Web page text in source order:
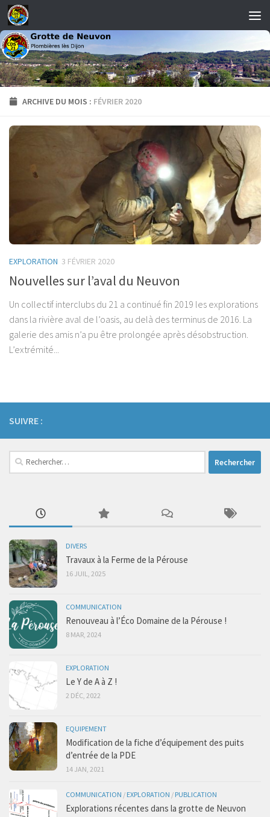
Skip to content
ARCHIVE DU MOIS : FÉVRIER 2020
EXPLORATION 3 FÉVRIER 2020
Nouvelles sur l’aval du Neuvon
Un collectif interclubs du 21 a continué fin 2019 les explorations
dans la rivière aval de l’oasis, au delà des terminus de 2016. La
galerie des amis n’a pu être prolongée après désobstruction.
L’extrémité...
SUIVRE :
Rechercher :
DIVERS
Travaux à la Ferme de la Pérouse
16 JUIL, 2025
COMMUNICATION
Renouveau à l’Éco Domaine de la Pérouse !
8 MAR, 2024
EXPLORATION
Le Y de A à Z !
2 DÉC, 2022
EQUIPEMENT
Modification de la fiche d’équipement des puits
d’entrée de la PDE
14 JAN, 2021
COMMUNICATION / EXPLORATION / PUBLICATION
Explorations récentes dans la grotte de Neuvon